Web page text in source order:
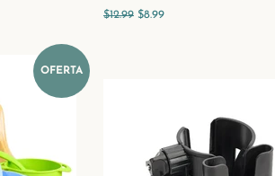
Precio
$12.99 Precio
$8.99
OFERTA